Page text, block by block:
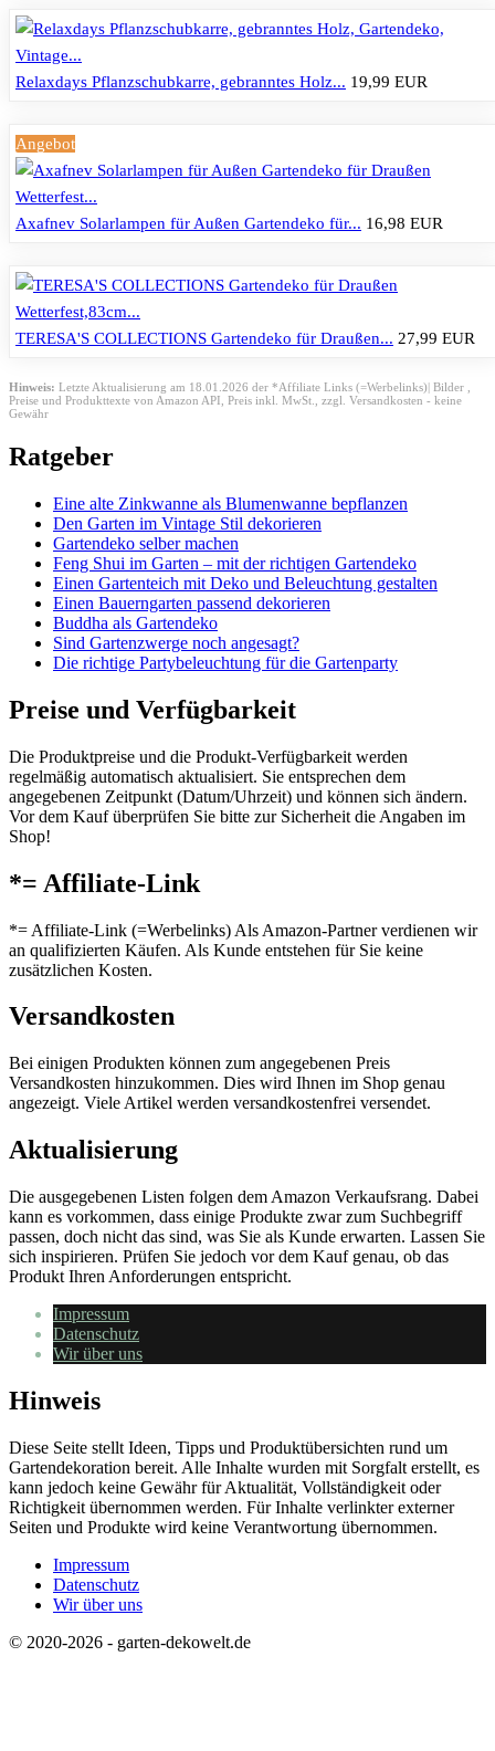
Relaxdays Pflanzschubkarre, gebranntes Holz... 19,99 EUR
Angebot
Axafnev Solarlampen für Außen Gartendeko für... 16,98 EUR
TERESA'S COLLECTIONS Gartendeko für Draußen... 27,99 EUR
Hinweis: Letzte Aktualisierung am 18.01.2026 der *Affiliate Links (=Werbelinks)| Bilder ,
Preise und Produkttexte von Amazon API, Preis inkl. MwSt., zzgl. Versandkosten - keine
Gewähr
Ratgeber
Eine alte Zinkwanne als Blumenwanne bepflanzen
Den Garten im Vintage Stil dekorieren
Gartendeko selber machen
Feng Shui im Garten – mit der richtigen Gartendeko
Einen Gartenteich mit Deko und Beleuchtung gestalten
Einen Bauerngarten passend dekorieren
Buddha als Gartendeko
Sind Gartenzwerge noch angesagt?
Die richtige Partybeleuchtung für die Gartenparty
Preise und Verfügbarkeit
Die Produktpreise und die Produkt-Verfügbarkeit werden
regelmäßig automatisch aktualisiert. Sie entsprechen dem
angegebenen Zeitpunkt (Datum/Uhrzeit) und können sich ändern.
Vor dem Kauf überprüfen Sie bitte zur Sicherheit die Angaben im
Shop!
*= Affiliate-Link
*= Affiliate-Link (=Werbelinks) Als Amazon-Partner verdienen wir
an qualifizierten Käufen. Als Kunde entstehen für Sie keine
zusätzlichen Kosten.
Versandkosten
Bei einigen Produkten können zum angegebenen Preis
Versandkosten hinzukommen. Dies wird Ihnen im Shop genau
angezeigt. Viele Artikel werden versandkostenfrei versendet.
Aktualisierung
Die ausgegebenen Listen folgen dem Amazon Verkaufsrang. Dabei
kann es vorkommen, dass einige Produkte zwar zum Suchbegriff
passen, doch nicht das sind, was Sie als Kunde erwarten. Lassen Sie
sich inspirieren. Prüfen Sie jedoch vor dem Kauf genau, ob das
Produkt Ihren Anforderungen entspricht.
Impressum
Datenschutz
Wir über uns
Hinweis
Diese Seite stellt Ideen, Tipps und Produktübersichten rund um
Gartendekoration bereit. Alle Inhalte wurden mit Sorgfalt erstellt, es
kann jedoch keine Gewähr für Aktualität, Vollständigkeit oder
Richtigkeit übernommen werden. Für Inhalte verlinkter externer
Seiten und Produkte wird keine Verantwortung übernommen.
Impressum
Datenschutz
Wir über uns
© 2020-2026 - garten-dekowelt.de